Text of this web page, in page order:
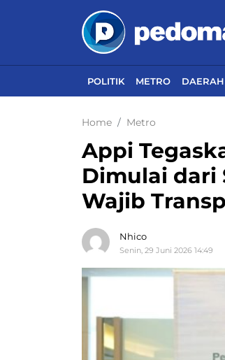
POLITIK METRO DAERAH
Home Metro
Appi
Dimulai dari
Wajib
Nhico
Senin, 29 Juni 2026 14:49